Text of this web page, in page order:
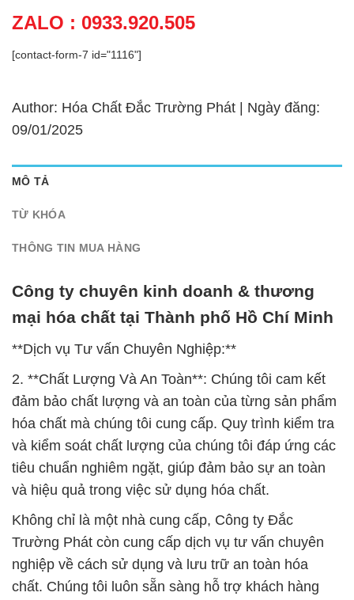
ZALO : 0933.920.505
[contact-form-7 id="1116"]
Author: Hóa Chất Đắc Trường Phát | Ngày đăng:
09/01/2025
MÔ TẢ
TỪ KHÓA
THÔNG TIN MUA HÀNG
Công ty chuyên kinh doanh & thương
mại hóa chất tại Thành phố Hồ Chí Minh
**Dịch vụ Tư vấn Chuyên Nghiệp:**
2. **Chất Lượng Và An Toàn**: Chúng tôi cam kết
đảm bảo chất lượng và an toàn của từng sản phẩm
hóa chất mà chúng tôi cung cấp. Quy trình kiểm tra
và kiểm soát chất lượng của chúng tôi đáp ứng các
tiêu chuẩn nghiêm ngặt, giúp đảm bảo sự an toàn
và hiệu quả trong việc sử dụng hóa chất.
Không chỉ là một nhà cung cấp, Công ty Đắc
Trường Phát còn cung cấp dịch vụ tư vấn chuyên
nghiệp về cách sử dụng và lưu trữ an toàn hóa
chất. Chúng tôi luôn sẵn sàng hỗ trợ khách hàng